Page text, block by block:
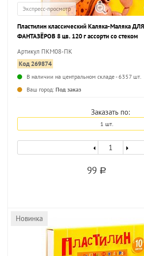
Экспресс-просмотр
Пластилин классический Каляка-Маляка
ФАНТАЗЁРОВ 8 цв. 120 г ассорти со стеком
Артикул ПКМ08-ПК
Код 269874
В наличии на центральном складе - 6357 шт.
Ваш город: Под заказ
Заказать по:
1 шт.
99 a
Новинка